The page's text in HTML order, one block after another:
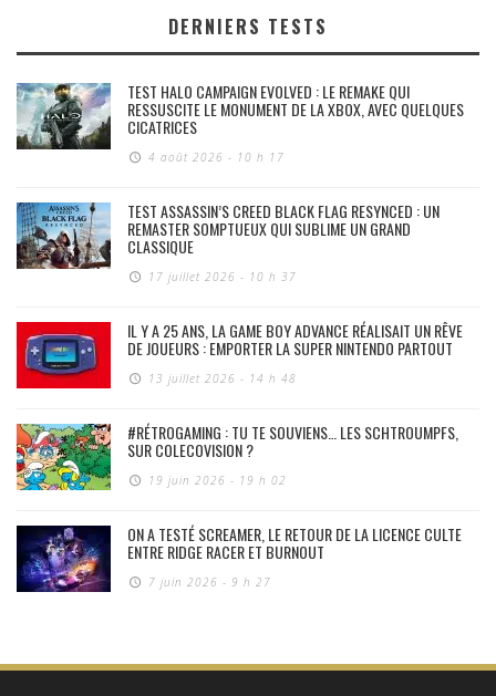
DERNIERS TESTS
TEST HALO CAMPAIGN EVOLVED : LE REMAKE QUI
RESSUSCITE LE MONUMENT DE LA XBOX, AVEC QUELQUES
CICATRICES
4 août 2026 - 10 h 17
TEST ASSASSIN’S CREED BLACK FLAG RESYNCED : UN
REMASTER SOMPTUEUX QUI SUBLIME UN GRAND
CLASSIQUE
17 juillet 2026 - 10 h 37
IL Y A 25 ANS, LA GAME BOY ADVANCE RÉALISAIT UN RÊVE
DE JOUEURS : EMPORTER LA SUPER NINTENDO PARTOUT
13 juillet 2026 - 14 h 48
#RÉTROGAMING : TU TE SOUVIENS… LES SCHTROUMPFS,
SUR COLECOVISION ?
19 juin 2026 - 19 h 02
ON A TESTÉ SCREAMER, LE RETOUR DE LA LICENCE CULTE
ENTRE RIDGE RACER ET BURNOUT
7 juin 2026 - 9 h 27